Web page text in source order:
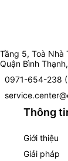
Tầng 5, Toà Nhà
Quận Bình
0971-654-238
Thông
Giới thiệu
Giải pháp